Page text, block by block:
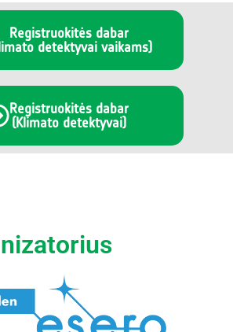
Registruokitės dabar
detektyvai vaikams)
Registruokitės dabar
(Klimato detektyvai)